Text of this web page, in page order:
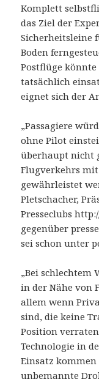
Komplett
das Ziel der
Sicherheitsleine
Boden
Postflüge könnte
tatsächlich
eignet sich der
„Passagiere
ohne Pilot
überhaupt nicht
Flugverkehrs
gewährleistet
Pletschacher,
Presseclubs
gegenüber
sei schon unter
„Bei
in der Nähe von
allem wenn
sind, die keine
Position
Technologie in
Einsatz
unbemannte